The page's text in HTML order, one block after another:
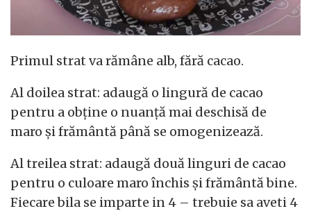
Primul strat va rămâne alb, fără cacao.
Al doilea strat: adaugă o lingură de cacao
pentru a obține o nuanță mai deschisă de
maro și frământă până se omogenizează.
Al treilea strat: adaugă două linguri de cacao
pentru o culoare maro închis și frământă bine.
Fiecare bila se imparte in 4 – trebuie sa aveti 4